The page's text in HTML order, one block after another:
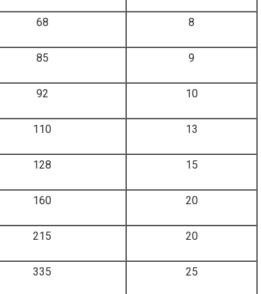
68 8
85 9
92 10
110 13
128 15
160 20
215 20
335 25